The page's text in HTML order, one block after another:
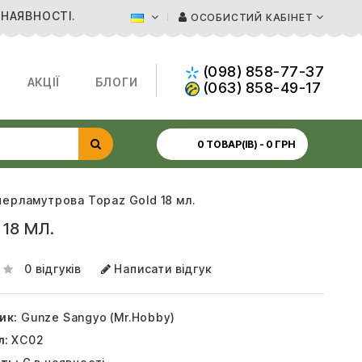
ОСОБИСТИЙ КАБІНЕТ
(098) 858-77-37
(063) 858-49-17
АКЦІЇ БЛОГИ
0 ТОВАР(ІВ) - 0 ГРН
Topaz Gold 18 мл.
МЛ.
0 відгуків Написати відгук
Gunze Sangyo (Mr.Hobby)
XC02